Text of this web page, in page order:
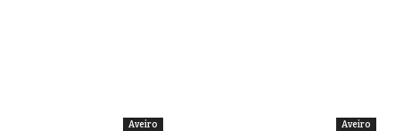
Aveiro Aveiro